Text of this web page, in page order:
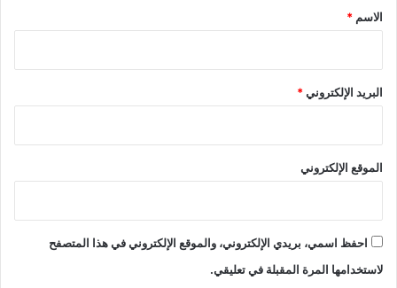
*
الاسم *
البريد الإلكتروني*
الموقع الإلكتروني
احفظ اسمي، بريدي الإلكتروني، والموقع الإلكتروني في هذا المتصفح
لاستخدامها المرة المقبلة في تعليقي.